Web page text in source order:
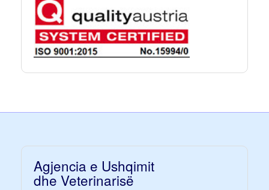
Agjencia e Ushqimit
dhe Veterinarisë